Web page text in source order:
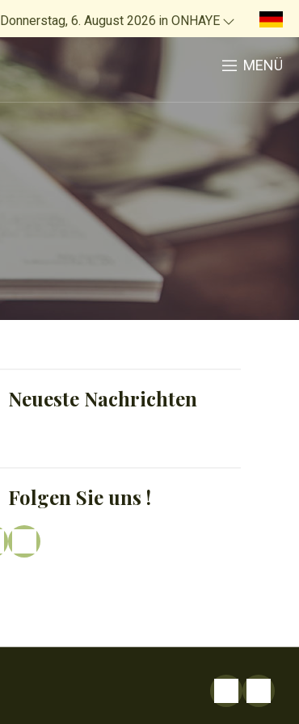
Donnerstag, 6. August 2026 in ONHAYE
MENÜ
Neueste Nachrichten
Folgen Sie uns !